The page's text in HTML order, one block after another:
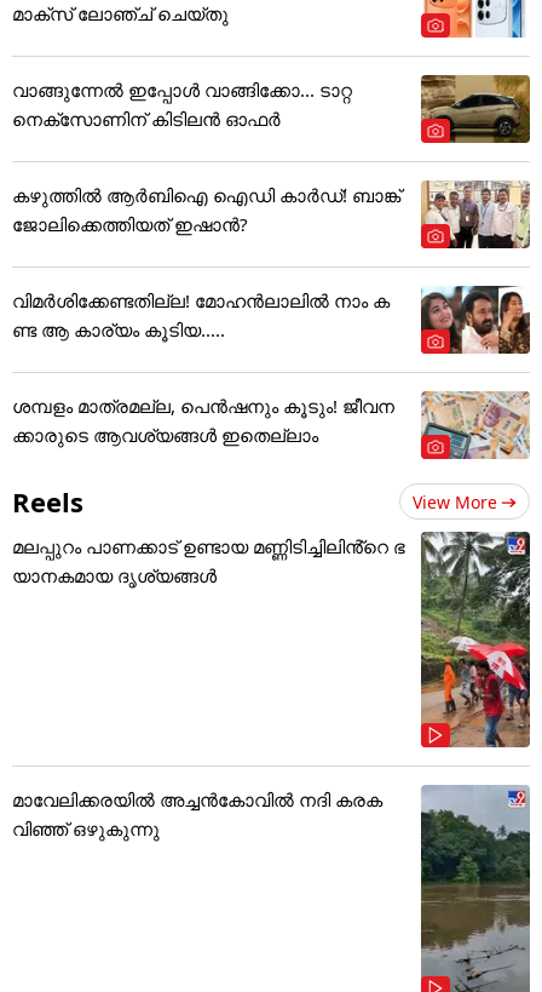
മാക്സ് ലോഞ്ച് ചെയ്തു
വാങ്ങുന്നേൽ ഇപ്പോൾ വാങ്ങിക്കോ... ടാറ്റ
നെക്സോണിന് കിടിലൻ ഓഫർ
കഴുത്തില്‍ ആര്‍ബിഐ ഐഡി കാര്‍ഡ്! ബാങ്ക്
ജോലിക്കെത്തിയത് ഇഷാന്‍?
വിമർശിക്കേണ്ടതില്ല! മോഹൻലാലിൽ നാം ക
ണ്ട ആ കാര്യം കൂടിയ.....
ശമ്പളം മാത്രമല്ല, പെൻഷനും കൂടും! ജീവന
ക്കാരുടെ ആവശ്യങ്ങൾ ഇതെല്ലാം
Reels View More
മലപ്പുറം പാണക്കാട് ഉണ്ടായ മണ്ണിടിച്ചിലിൻ്റെ ഭ
യാനകമായ ദൃശ്യങ്ങൾ
മാവേലിക്കരയിൽ അച്ചൻകോവിൽ നദി കരക
വിഞ്ഞ് ഒഴുകുന്നു